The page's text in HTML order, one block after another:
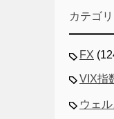
カテゴ
FX
VIX指
ウェ